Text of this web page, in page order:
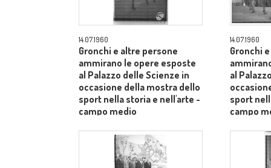
14.07.1960
Gronchi e altre persone
ammirano le opere esposte
al Palazzo delle Scienze in
occasione della mostra dello
sport nella storia e nell'arte -
campo medio
14.07.1960
Gronchi
al
sport
campo